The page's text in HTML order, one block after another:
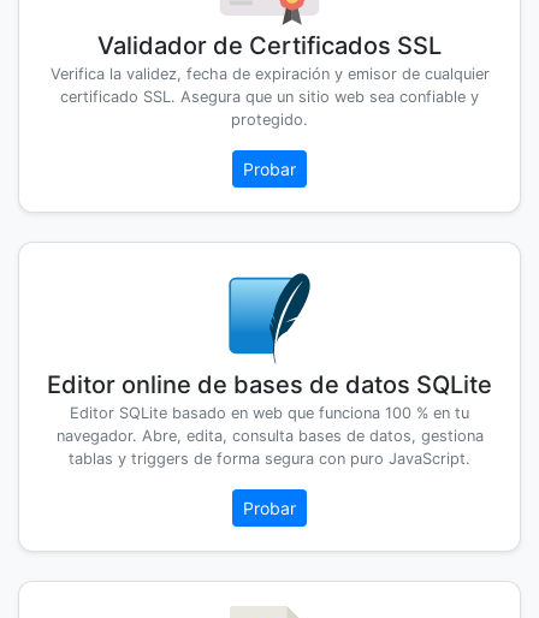
Validador de Certificados SSL
Verifica la validez, fecha de expiración y emisor de cualquier
certificado SSL. Asegura que un sitio web sea confiable y
protegido.
Probar
Editor online de bases de datos SQLite
Editor SQLite basado en web que funciona 100 % en tu
navegador. Abre, edita, consulta bases de datos, gestiona
tablas y triggers de forma segura con puro JavaScript.
Probar